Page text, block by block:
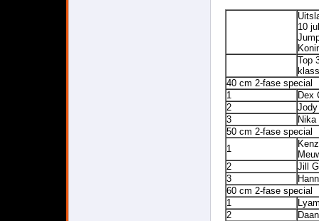
10
Top
40 cm 2-fase special
1
Dex
2
Jody
3
Nika
50 cm 2-fase special
1
2
Jill
3
60 cm 2-fase special
1
2